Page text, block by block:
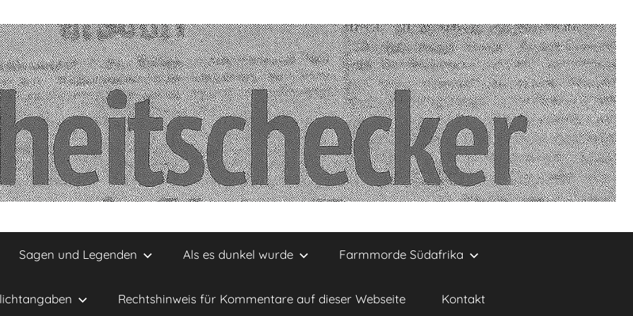
Sagen und Legenden Als es dunkel wurde Farmmorde Südafrika
Rechtshinweis für Kommentare auf dieser Webseite Kontakt